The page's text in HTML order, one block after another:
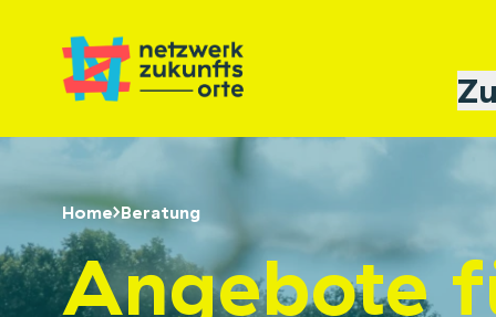
Home Beratung
Angebote